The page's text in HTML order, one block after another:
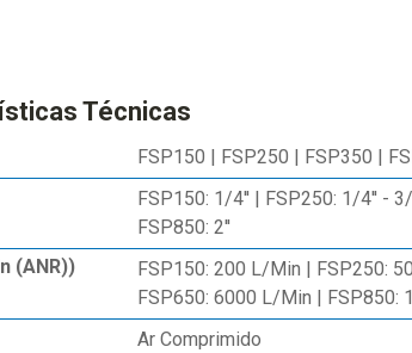
Técnicas
FSP150 | FSP250 | FSP350 |
FSP150: 1/4'' | FSP250: 1/4'' -
FSP850: 2''
(ANR))
FSP150: 200 L/Min | FSP250:
FSP650: 6000 L/Min | FSP850:
Ar Comprimido